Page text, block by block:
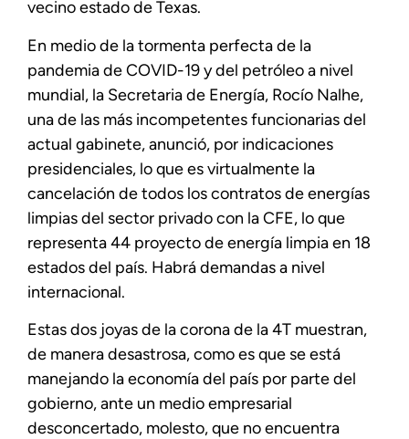
vecino estado de Texas.
En medio de la tormenta perfecta de la
pandemia de COVID-19 y del petróleo a nivel
mundial, la Secretaria de Energía, Rocío Nalhe,
una de las más incompetentes funcionarias del
actual gabinete, anunció, por indicaciones
presidenciales, lo que es virtualmente la
cancelación de todos los contratos de energías
limpias del sector privado con la CFE, lo que
representa 44 proyecto de energía limpia en 18
estados del país. Habrá demandas a nivel
internacional.
Estas dos joyas de la corona de la 4T muestran,
de manera desastrosa, como es que se está
manejando la economía del país por parte del
gobierno, ante un medio empresarial
desconcertado, molesto, que no encuentra